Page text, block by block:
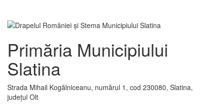
Primăria Municipiului
Slatina
Strada Mihail Kogălniceanu, numărul 1, cod 230080, Slatina,
județul Olt